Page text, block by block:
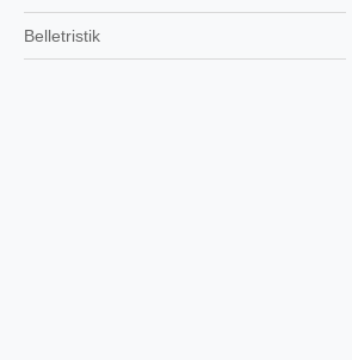
Belletristik